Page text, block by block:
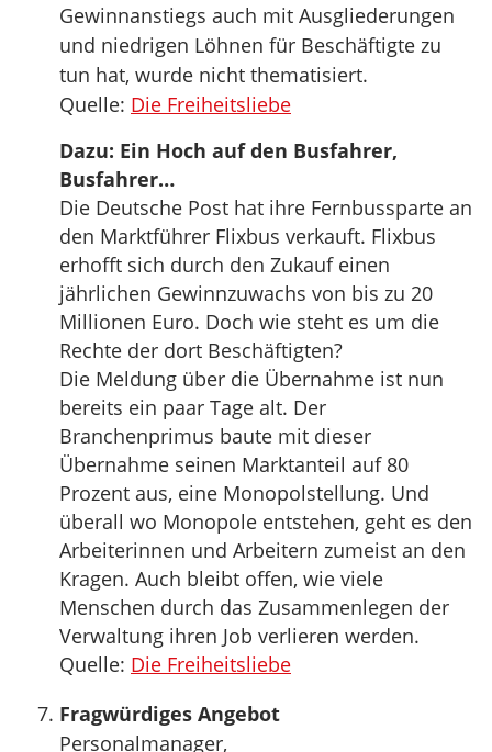
Gewinnanstiegs auch mit Ausgliederungen
und niedrigen Löhnen für Beschäftigte zu
tun hat, wurde nicht thematisiert.
Quelle: Die Freiheitsliebe
Dazu: Ein Hoch auf den Busfahrer,
Busfahrer…
Die Deutsche Post hat ihre Fernbussparte an
den Marktführer Flixbus verkauft. Flixbus
erhofft sich durch den Zukauf einen
jährlichen Gewinnzuwachs von bis zu 20
Millionen Euro. Doch wie steht es um die
Rechte der dort Beschäftigten?
Die Meldung über die Übernahme ist nun
bereits ein paar Tage alt. Der
Branchenprimus baute mit dieser
Übernahme seinen Marktanteil auf 80
Prozent aus, eine Monopolstellung. Und
überall wo Monopole entstehen, geht es den
Arbeiterinnen und Arbeitern zumeist an den
Kragen. Auch bleibt offen, wie viele
Menschen durch das Zusammenlegen der
Verwaltung ihren Job verlieren werden.
Quelle: Die Freiheitsliebe
Fragwürdiges Angebot
Personalmanager,